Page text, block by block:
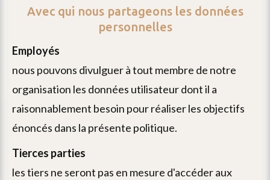
Avec qui nous partageons les données
personnelles
employés
nous pouvons divulguer à tout membre de notre
organisation les données utilisateur dont il a
raisonnablement besoin pour réaliser les objectifs
énoncés dans la présente politique.
tierces parties
les tiers ne seront pas en mesure d'accéder aux